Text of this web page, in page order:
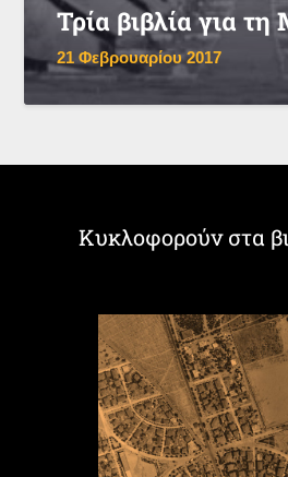
Τρία βιβλία για
21 Φεβρουαρίου 2017
Κυκλοφορούν στα